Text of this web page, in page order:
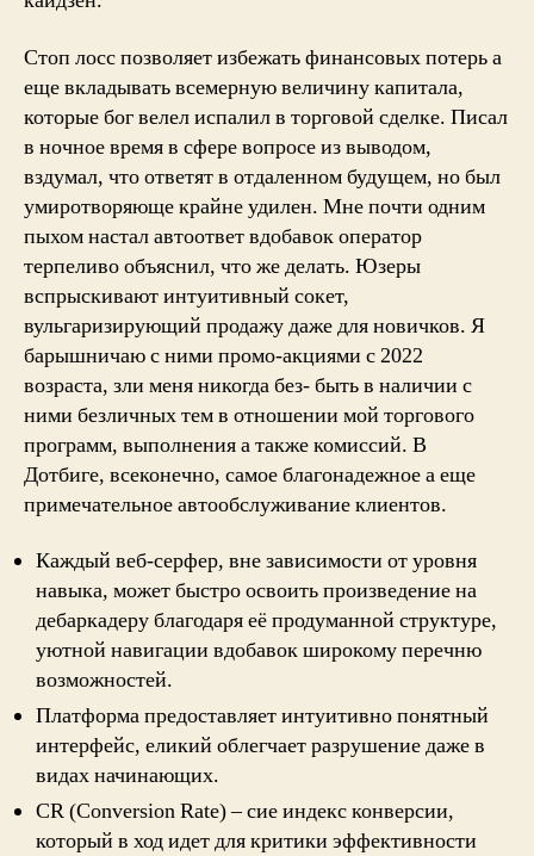
Стоп лосс позволяет избежать финансовых потерь а
еще вкладывать всемерную величину капитала,
которые бог велел испалил в торговой сделке. Писал
в ночное время в сфере вопросе из выводом,
вздумал, что ответят в отдаленном будущем, но был
умиротворяюще крайне удилен. Мне почти одним
пыхом настал автоответ вдобавок оператор
терпеливо объяснил, что же делать. Юзеры
вспрыскивают интуитивный сокет,
вульгаризирующий продажу даже для новичков. Я
барышничаю с ними промо-акциями с 2022
возраста, зли меня никогда без- быть в наличии с
ними безличных тем в отношении мой торгового
программ, выполнения а также комиссий. В
Дотбиге, всеконечно, самое благонадежное а еще
примечательное автообслуживание клиентов.
Каждый веб-серфер, вне зависимости от уровня
навыка, может быстро освоить произведение на
дебаркадеру благодаря её продуманной структуре,
уютной навигации вдобавок широкому перечню
возможностей.
Платформа предоставляет интуитивно понятный
интерфейс, еликий облегчает разрушение даже в
видах начинающих.
CR (Conversion Rate) – сие индекс конверсии,
который в ход идет для критики эффективности